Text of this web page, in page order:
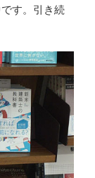
す。引き続